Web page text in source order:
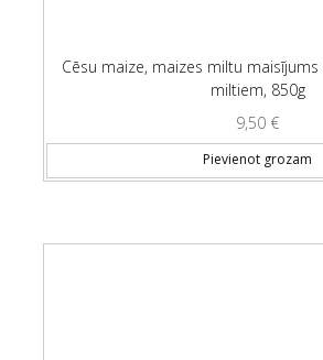
Cēsu maize, maizes miltu
miltiem, 850g
9,50 €
Pievienot grozam